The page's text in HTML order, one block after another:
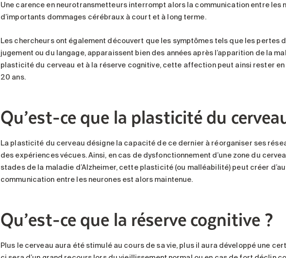
Une carence en neurotransmetteurs interrompt alors la communication entre les
d’importants dommages cérébraux à court et à long terme.
Les chercheurs ont également découvert que les symptômes tels que les pertes
jugement ou du langage, apparaissent bien des années après l’apparition de la
plasticité du cerveau et à la réserve cognitive, cette affection peut ainsi rester en
20 ans.
Qu’est-ce que la plasticité du
La plasticité du cerveau désigne la capacité de ce dernier à réorganiser ses
des expériences vécues. Ainsi, en cas de dysfonctionnement d’une zone du
stades de la maladie d’Alzheimer, cette plasticité (ou malléabilité) peut créer
communication entre les neurones est alors maintenue.
Qu’est-ce que la réserve cognitive ?
Plus le cerveau aura été stimulé au cours de sa vie, plus il aura développé une